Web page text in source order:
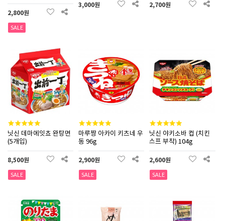
2,800원
SALE
3,000원 2,700원
닛신 데마에잇쵸 완탕면
(5개입)
8,500원
SALE
마루짱 아카이 키츠네 우
동 96g
2,900원
SALE
닛신 야키소바 컵 (치킨
스프 부착) 104g
2,600원
SALE